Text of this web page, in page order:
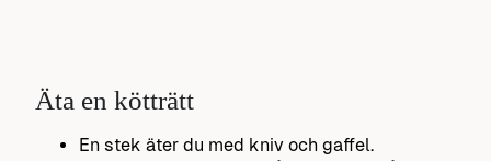
Äta en kötträtt
En stek äter du med kniv och gaffel.